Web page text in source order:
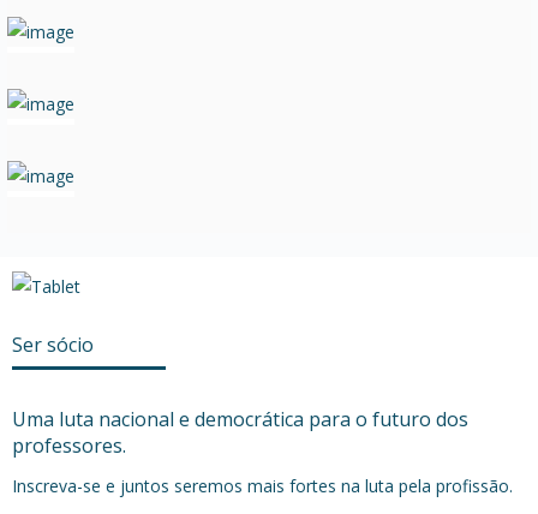
Ser sócio
Uma luta nacional e democrática para o futuro dos
professores.
Inscreva-se e juntos seremos mais fortes na luta pela profissão.